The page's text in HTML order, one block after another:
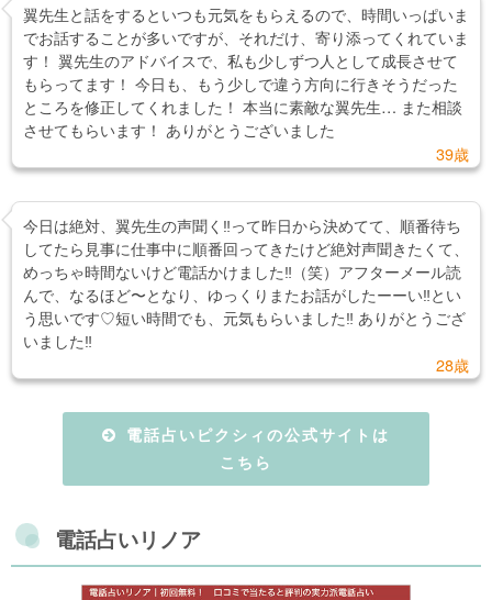
翼先生と話をするといつも元気をもらえるので、時間いっぱいま
でお話することが多いですが、それだけ、寄り添ってくれていま
す！ 翼先生のアドバイスで、私も少しずつ人として成長させて
もらってます！ 今日も、もう少しで違う方向に行きそうだった
ところを修正してくれました！ 本当に素敵な翼先生… また相談
させてもらいます！ ありがとうございました
39歳
今日は絶対、翼先生の声聞く‼︎って昨日から決めてて、順番待ち
してたら見事に仕事中に順番回ってきたけど絶対声聞きたくて、
めっちゃ時間ないけど電話かけました‼︎（笑）アフターメール読
んで、なるほど〜となり、ゆっくりまたお話がしたーーい‼︎とい
う思いです♡短い時間でも、元気もらいました‼︎ ありがとうござ
いました‼︎
28歳
電話占いピクシィの公式サイトは
こちら
電話占いリノア